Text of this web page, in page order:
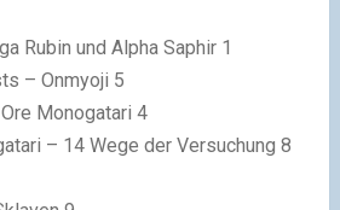
Rubin und Alpha Saphir 1
– Onmyoji 5
Monogatari 4
– 14 Wege der Versuchung 8